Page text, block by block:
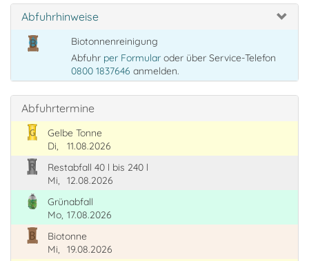
Abfuhrhinweise
Biotonnenreinigung
Abfuhr per Formular oder über Service-Telefon
0800 1837646 anmelden.
Abfuhrtermine
Gelbe Tonne
Di,
11.08.2026
Restabfall 40 l bis 240 l
Mi,
12.08.2026
Grünabfall
Mo, 17.08.2026
Biotonne
Mi,
19.08.2026